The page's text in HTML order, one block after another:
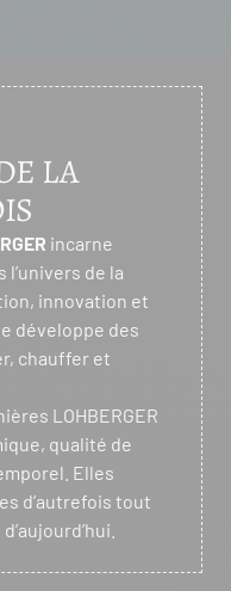
LA
incarne
l’univers de la
innovation et
développe des
chauffer et
LOHBERGER
qualité de
Elles
d’autrefois tout